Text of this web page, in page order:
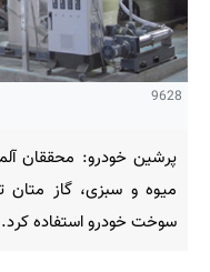
9628
پرشین خودرو: محققان
میوه و سبزی، گاز متان
سوخت خودرو استفاده كرد.